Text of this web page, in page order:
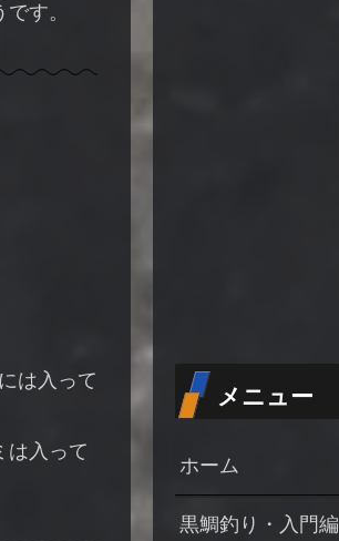
す。
は入って
は入って
メニュー
ホーム
黒鯛釣り・入門編